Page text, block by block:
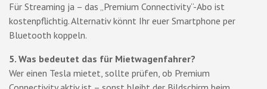
Für Streaming ja – das „Premium Connectivity“-Abo ist
kostenpflichtig. Alternativ könnt Ihr euer Smartphone per
Bluetooth koppeln.
5. Was bedeutet das für Mietwagenfahrer?
Wer einen Tesla mietet, sollte prüfen, ob Premium